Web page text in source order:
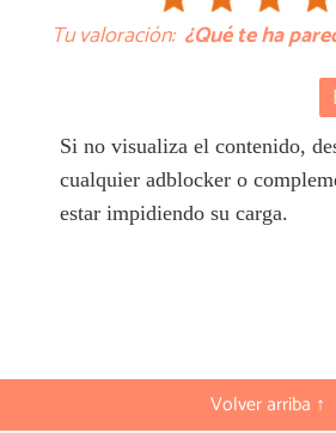
Tu valoración: ¿Qué te ha
Si no visualiza el contenido,
cualquier adblocker o
estar impidiendo su carga.
Volver arriba ↑